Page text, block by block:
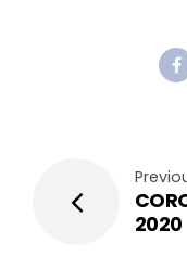
2020